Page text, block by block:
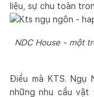
liệu, sự chu toàn
NDC House - một
Điều mà KTS. Ngụ
những nhu cầu